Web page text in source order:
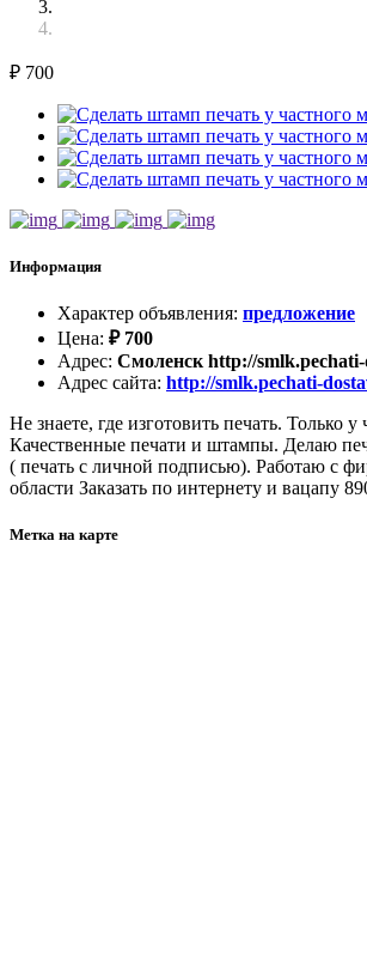
₽ 700
Информация
Характер объявления: предложение
Цена: ₽700
Адрес: Смоленск http://
Адрес сайта: http://smlk.pechati-
Не знаете, где изготовить печать.
Качественные печати и штампы. Делаю
( печать с личной подписью). Работаю с
области Заказать по интернету и вацапу
Метка на карте